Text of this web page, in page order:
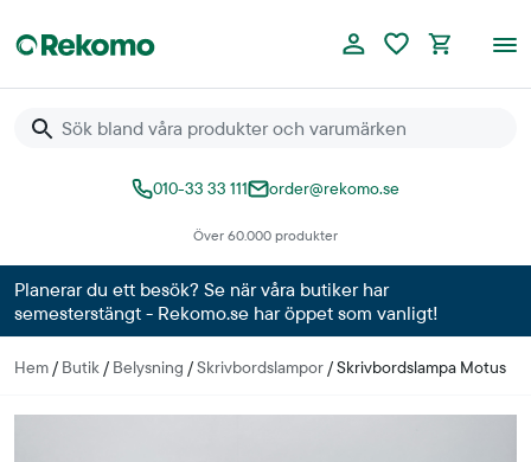
010-33 33 111 order@rekomo.se
Över 60.000 produkter
Planerar du ett besök? Se när våra butiker har
semesterstängt - Rekomo.se har öppet som vanligt!
Hem / Butik / Belysning /Skrivbordslampor /Skrivbordslampa Motus